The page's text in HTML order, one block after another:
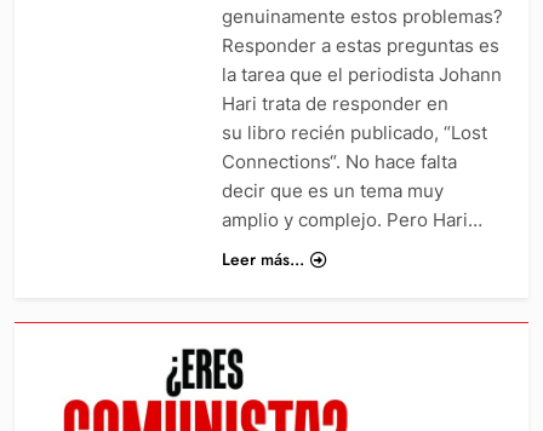
genuinamente estos problemas?
Responder a estas preguntas es
la tarea que el periodista Johann
Hari trata de responder en
su libro recién publicado, “Lost
Connections“. No hace falta
decir que es un tema muy
amplio y complejo. Pero Hari…
Leer más...